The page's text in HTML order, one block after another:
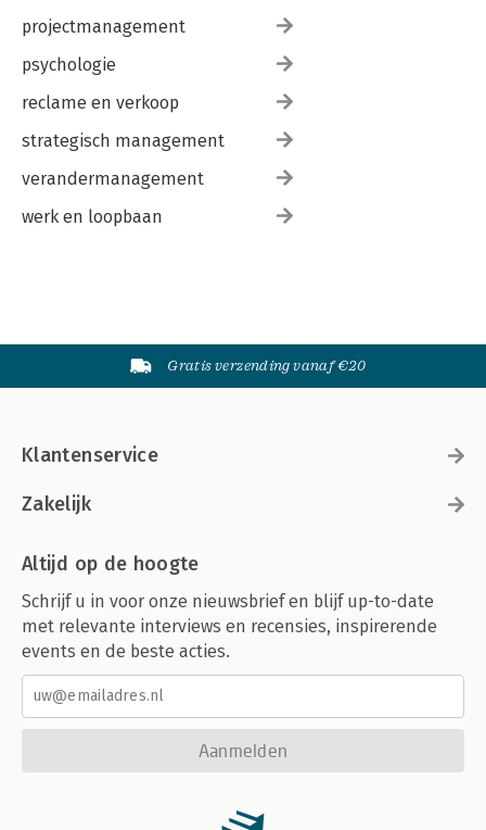
projectmanagement
psychologie
reclame en verkoop
strategisch management
verandermanagement
werk en loopbaan
Gratis verzending vanaf €20
Klantenservice
Zakelijk
Altijd op de hoogte
Schrijf u in voor onze nieuwsbrief en blijf up-to-date
met relevante interviews en recensies, inspirerende
events en de beste acties.
Aanmelden